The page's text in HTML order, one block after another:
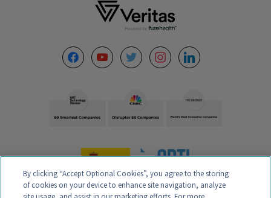
facebookyoutubetwitterinstagram
linkedin
By clicking “Accept Optional Cookies”, you agree to the storing
of cookies on your device to enhance site navigation, analyze